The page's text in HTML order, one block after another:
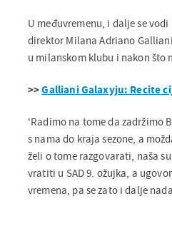
U međuvremenu, i dalje se
direktor Milana Adriano
u milanskom klubu i nakon što
>>Galliani Galaxyju: Recite
'Radimo na tome da zadržimo
s nama do kraja sezone, a
želi o tome razgovarati, naša
vratiti u SAD 9. ožujka, a
vremena, pa se zato i dalje